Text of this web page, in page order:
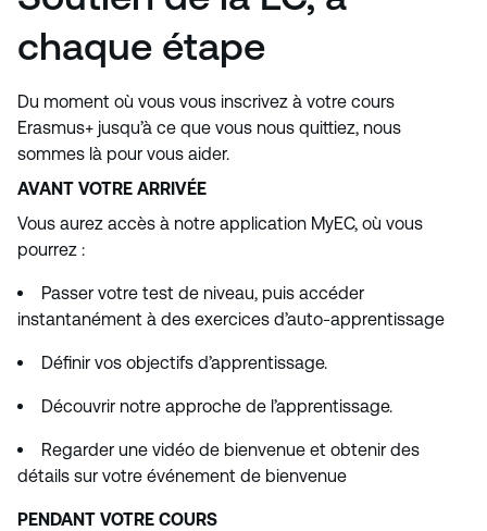
chaque étape
Du moment où vous vous inscrivez à votre cours
Erasmus+ jusqu’à ce que vous nous quittiez, nous
sommes là pour vous aider.
AVANT VOTRE ARRIVÉE
Vous aurez accès à notre application MyEC, où vous
pourrez :
Passer votre test de niveau, puis accéder
instantanément à des exercices d’auto-apprentissage
Définir vos objectifs d’apprentissage.
Découvrir notre approche de l’apprentissage.
Regarder une vidéo de bienvenue et obtenir des
détails sur votre événement de bienvenue
PENDANT VOTRE COURS